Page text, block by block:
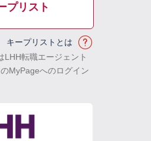
プリスト
キープリストとは
LHH転職エージェント
MyPageへのログイン